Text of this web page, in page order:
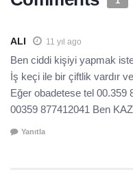
ALI 11 yıl ago
Ben ciddi kişiyi yapmak
İş keçi ile bir çiftlik vardır
Eğer obadetese tel 00.359
00359 877412041 Ben
Yanıtla